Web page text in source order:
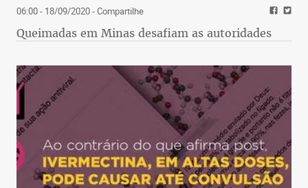
06:00 - 18/09/2020- Compartilhe
Queimadas em Minas desafiam as autoridades